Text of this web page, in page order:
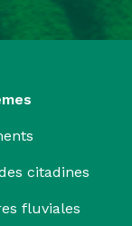
citadines
fluviales